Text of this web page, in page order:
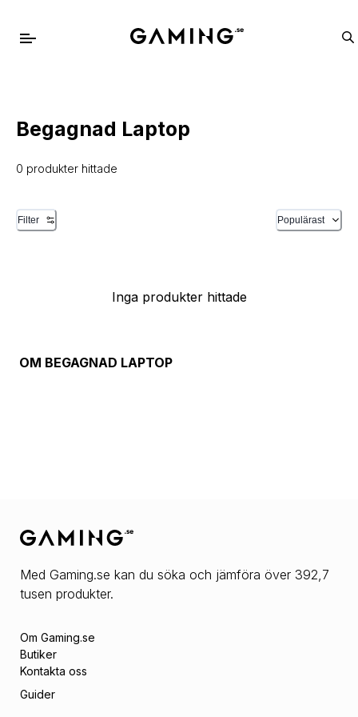
Begagnad Laptop
0 produkter hittade
Filter Populärast
Inga produkter hittade
OM BEGAGNAD LAPTOP
Med Gaming.se kan du söka och jämföra över 392,7
tusen produkter.
Om Gaming.se
Butiker
Kontakta oss
Guider